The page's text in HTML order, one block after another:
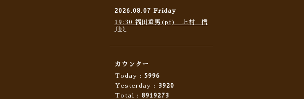
2026.08.07 Friday
19:30 福田重男(pf) 上村 信
(b)
カウンター
Today : 5996
Yesterday : 3920
Total : 8919273